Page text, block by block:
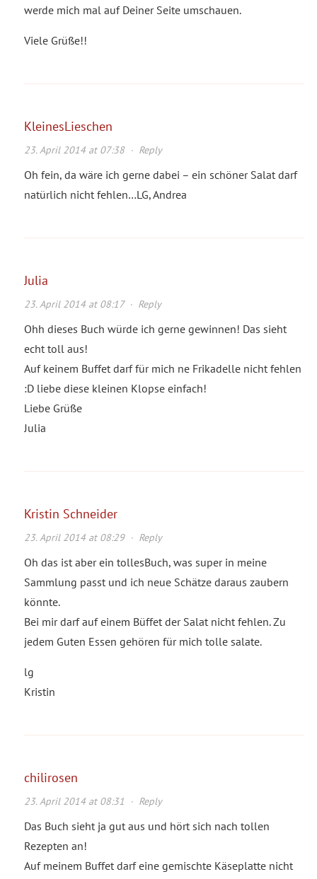
werde mich mal auf Deiner Seite umschauen.
Viele Grüße!!
KleinesLieschen
23. April 2014 at 07:38· Reply
Oh fein, da wäre ich gerne dabei – ein schöner Salat darf
natürlich nicht fehlen…LG, Andrea
Julia
23. April 2014 at 08:17· Reply
Ohh dieses Buch würde ich gerne gewinnen! Das sieht
echt toll aus!
Auf keinem Buffet darf für mich ne Frikadelle nicht fehlen
:D liebe diese kleinen Klopse einfach!
Liebe Grüße
Julia
Kristin Schneider
23. April 2014 at 08:29· Reply
Oh das ist aber ein tollesBuch, was super in meine
Sammlung passt und ich neue Schätze daraus zaubern
könnte.
Bei mir darf auf einem Büffet der Salat nicht fehlen. Zu
jedem Guten Essen gehören für mich tolle salate.
lg
Kristin
chilirosen
23. April 2014 at 08:31 · Reply
Das Buch sieht ja gut aus und hört sich nach tollen
Rezepten an!
Auf meinem Buffet darf eine gemischte Käseplatte nicht